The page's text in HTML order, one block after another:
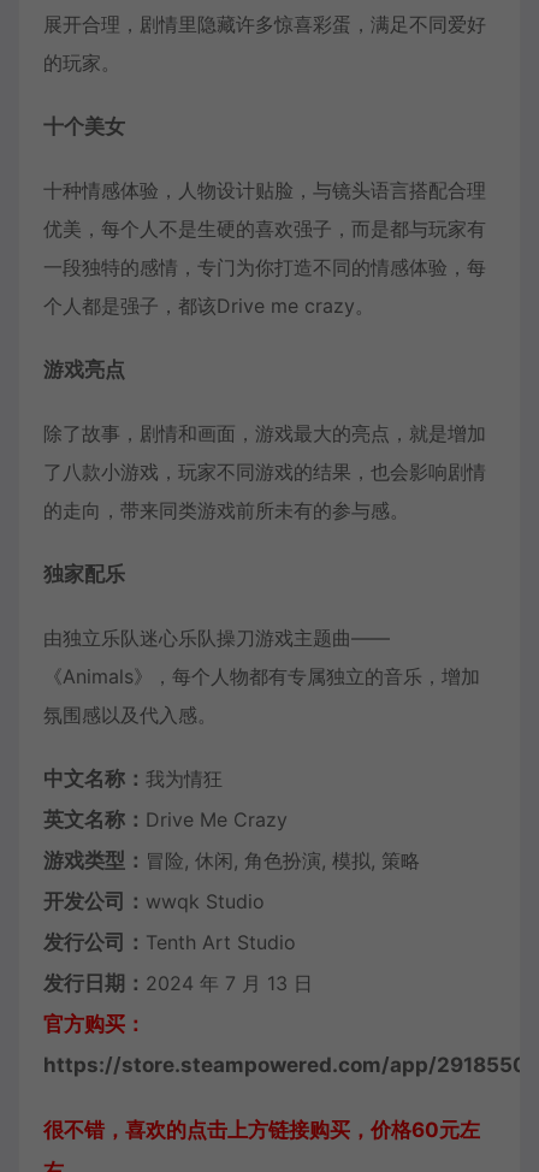
展开合理，剧情里隐藏许多惊喜彩蛋，满足不同爱好
的玩家。
十个美女
十种情感体验，人物设计贴脸，与镜头语言搭配合理
优美，每个人不是生硬的喜欢强子，而是都与玩家有
一段独特的感情，专门为你打造不同的情感体验，每
个人都是强子，都该Drive me crazy。
游戏亮点
除了故事，剧情和画面，游戏最大的亮点，就是增加
了八款小游戏，玩家不同游戏的结果，也会影响剧情
的走向，带来同类游戏前所未有的参与感。
独家配乐
由独立乐队迷心乐队操刀游戏主题曲——
《Animals》，每个人物都有专属独立的音乐，增加
氛围感以及代入感。
中文名称： 我为情狂
英文名称： Drive Me Crazy
游戏类型： 冒险, 休闲, 角色扮演, 模拟, 策略
开发公司： wwqk Studio
发行公司： Tenth Art Studio
发行日期： 2024 年 7 月 13 日
官方购买：
https://store.steampowered.com/app/2918550/
很不错，喜欢的点击上方链接购买，价格60元左